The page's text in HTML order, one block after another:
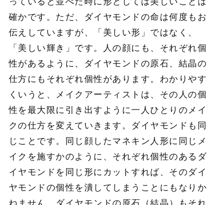
確かです。ただ、ダイヤモンドの命は何度もお
伝えしていますが、「美しい形」ではなく、
「美しい輝き」です。人の顔にも、それぞれ個
性があるように、ダイヤモンドの原石、結晶の
仕方にもそれぞれ個性があります。わかりやす
くいうと、メイクアーティストは、その人の個
性を最大限に引き出すように一人ひとりのメイ
クの仕方を変えていきます。ダイヤモンドも同
じことです。同じ顔したマネキン人形に同じメ
イクを施すかのように、それぞれ個性のあるダ
イヤモンドを同じ形にカットすれば、そのダイ
ヤモンドの個性を潰してしまうことにもなりか
ねません。ダイヤモンドの原石（結晶）もそれ